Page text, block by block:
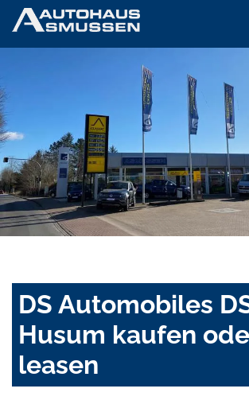
DS Automobiles
Husum kaufen
leasen